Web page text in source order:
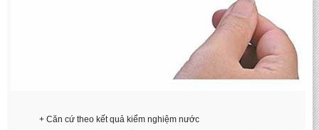
+ Căn cứ theo kết quả kiểm nghiệm nước